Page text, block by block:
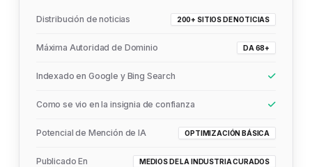
Distribución de noticias 200+ SITIOS DE NOTICIAS
Máxima Autoridad de Dominio DA 68+
Indexado en Google y Bing Search
Como se vio en la insignia de confianza
Potencial de Mención de IA OPTIMIZACIÓN BÁSICA
Publicado En MEDIOS DE LA INDUSTRIA CURADOS